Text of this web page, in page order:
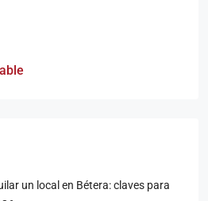
un local en Bétera: claves para